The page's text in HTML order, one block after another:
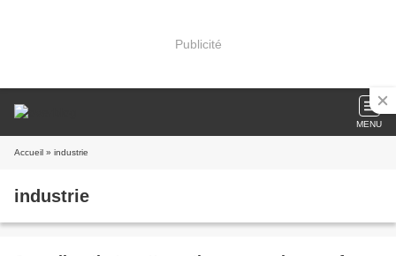
Publicité
MENU
Accueil » industrie
industrie